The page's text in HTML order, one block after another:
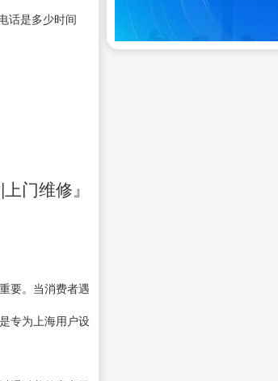
话是多少时间
门维修』
要。当消费者遇
专为上海用户设